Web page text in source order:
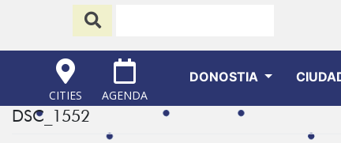
CITIES AGENDA
DONOSTIA
DSC_1552